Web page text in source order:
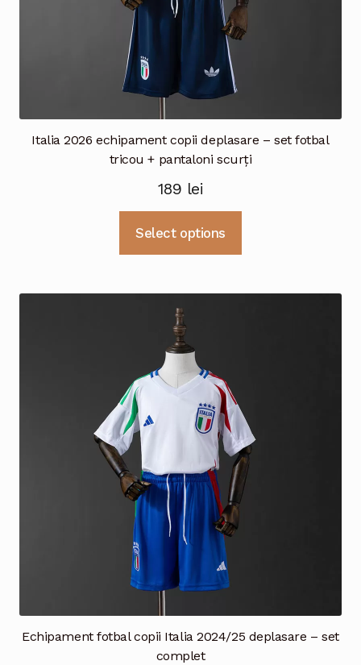
Italia 2026 echipament copii deplasare – set fotbal
tricou + pantaloni scurți
189 lei
Select options
alese
în
pagina
produsului.
Echipament fotbal copii Italia 2024/25 deplasare – set
complet